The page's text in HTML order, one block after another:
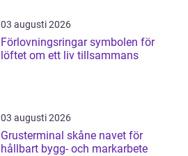
03 augusti 2026
Förlovningsringar symbolen för
löftet om ett liv tillsammans
03 augusti 2026
Grusterminal skåne navet för
hållbart bygg- och markarbete